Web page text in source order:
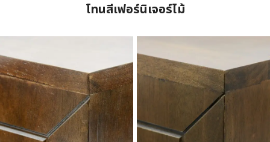
โทนสีเฟอร์นิเจอร์ไม้